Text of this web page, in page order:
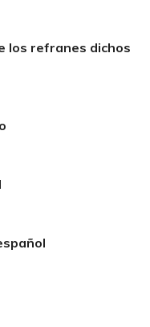
los refranes dichos